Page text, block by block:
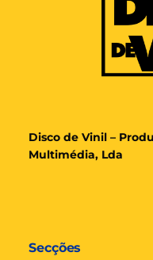
Disco de Vinil –
Multimédia, Lda
Secções